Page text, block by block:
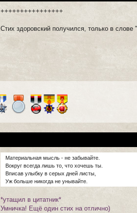
++++++++++++++++
Стих здоровский получился, только в
Материальная мысль - не забывайте.
Вокруг всегда лишь то, что хочешь ты.
Вписав улыбку в серых дней листы,
Уж больше никогда не унывайте.
*утащил в цитатник*
Умничка! Ещё один стих на отлично)